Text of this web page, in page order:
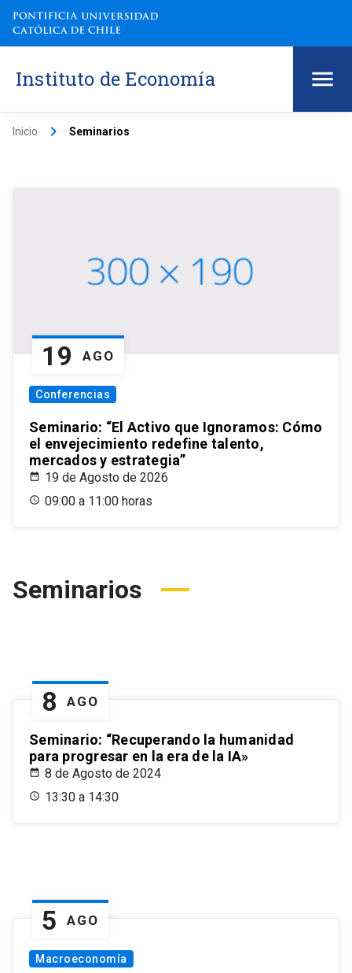
Instituto de Economía
Inicio keyboard_arrow_right Seminarios
19 AGO
Conferencias
Seminario: “El Activo que Ignoramos: Cómo
el envejecimiento redefine talento,
mercados y estrategia”
19 de Agosto de 2026
09:00 a 11:00 horas
Seminarios
8 AGO
Seminario: “Recuperando la humanidad
para progresar en la era de la IA»
8 de Agosto de 2024
13:30 a 14:30
5 AGO
Macroeconomía